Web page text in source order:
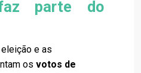
parte do
e as
os votos de